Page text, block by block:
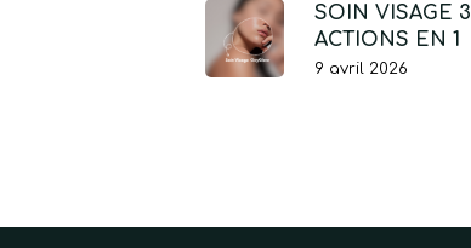
SOIN VISAGE 3
ACTIONS EN 1
9 avril 2026